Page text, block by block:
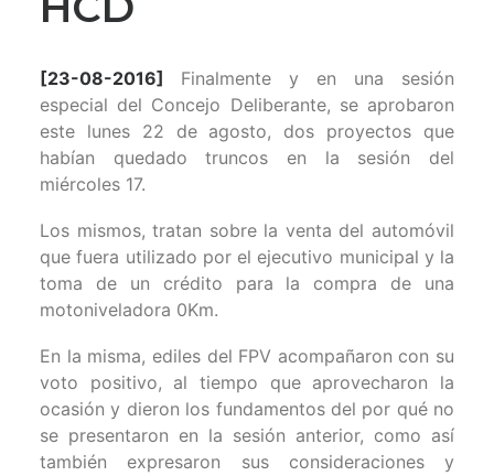
[23-08-2016] Finalmente y en una sesión
especial del Concejo Deliberante, se aprobaron
este lunes 22 de agosto, dos proyectos que
habían quedado truncos en la sesión del
miércoles 17.
Los mismos, tratan sobre la venta del automóvil
que fuera utilizado por el ejecutivo municipal y la
toma de un crédito para la compra de una
motoniveladora 0Km.
En la misma, ediles del FPV acompañaron con su
voto positivo, al tiempo que aprovecharon la
ocasión y dieron los fundamentos del por qué no
se presentaron en la sesión anterior, como así
también expresaron sus consideraciones y